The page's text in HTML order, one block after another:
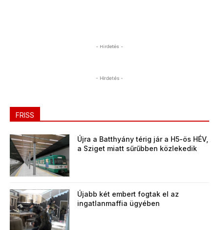
- Hirdetés -
- Hirdetés -
FRISS
Újra a Batthyány térig jár a H5-ös HÉV,
a Sziget miatt sűrűbben közlekedik
Újabb két embert fogtak el az
ingatlanmaffia ügyében